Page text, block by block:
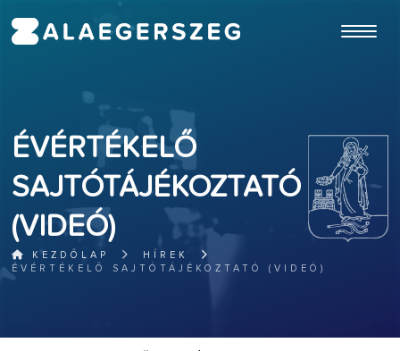
ÉVÉRTÉKELŐ
SAJTÓTÁJÉKOZTATÓ
(VIDEÓ)
KEZDŐLAP
HÍREK
ÉVÉRTÉKELŐ SAJTÓTÁJÉKOZTATÓ (VIDEÓ)